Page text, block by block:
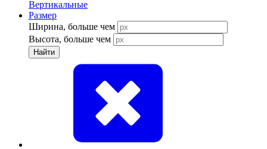
Вертикальные
Размер
Ширина, больше чем
Высота, больше чем
Найти